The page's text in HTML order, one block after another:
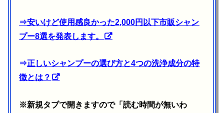
⇒安いけど使用感良かった2,000円以下市販シャン
プー8選を発表します。
⇒正しいシャンプーの選び方と4つの洗浄成分の特
徴とは？
※新規タブで開きますので「読む時間が無いわ